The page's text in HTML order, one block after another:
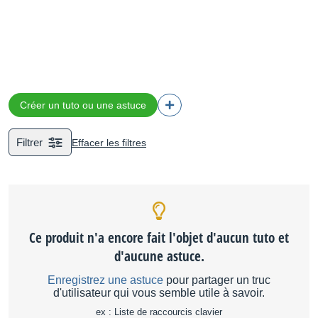
Créer un tuto ou une astuce
Filtrer Effacer les filtres
Ce produit n'a encore fait l'objet d'aucun tuto et
d'aucune astuce.
Enregistrez une astuce pour partager un truc
d'utilisateur qui vous semble utile à savoir.
ex : Liste de raccourcis clavier